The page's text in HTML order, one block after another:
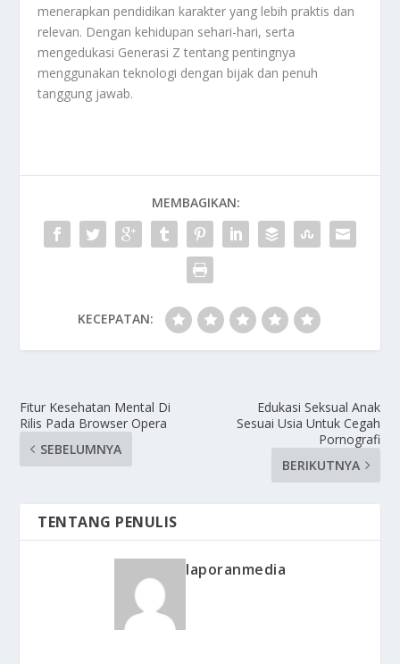
menerapkan pendidikan karakter yang lebih praktis dan
relevan. Dengan kehidupan sehari-hari, serta
mengedukasi Generasi Z tentang pentingnya
menggunakan teknologi dengan bijak dan penuh
tanggung jawab.
MEMBAGIKAN:
KECEPATAN:
Fitur Kesehatan Mental Di
Rilis Pada Browser Opera
SEBELUMNYA
Edukasi Seksual Anak
Sesuai Usia Untuk Cegah
Pornografi
BERIKUTNYA
TENTANG PENULIS
laporanmedia